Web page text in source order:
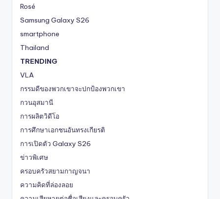
Rosé
Samsung Galaxy S26
smartphone
Thailand
TRENDING
VLA
กรรมดีของพวกเขาจะปกป้องพวกเขา
กวนอุสมานี
การผลิตวิดีโอ
การศึกษาเอกชนอันทรงเกียรติ
การเปิดตัว Galaxy S26
ข่าวพิเศษ
ครอบครัวสยามกาญจนา
ความคิดที่ล่องลอย